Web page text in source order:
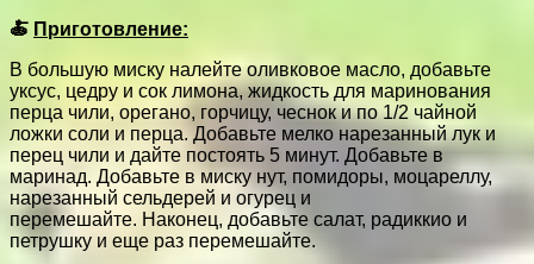
🍝 Приготовление:
В большую миску налейте оливковое масло, добавьте
уксус, цедру и сок лимона, жидкость для маринования
перца чили, орегано, горчицу, чеснок и по 1/2 чайной
ложки соли и перца. Добавьте мелко нарезанный лук и
перец чили и дайте постоять 5 минут. Добавьте в
маринад. Добавьте в миску нут, помидоры, моцареллу,
нарезанный сельдерей и огурец и
перемешайте. Наконец, добавьте салат, радиккио и
петрушку и еще раз перемешайте.